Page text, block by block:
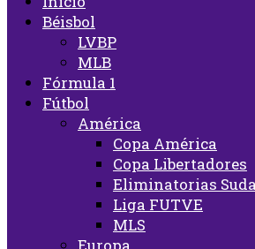
Béisbol
LVBP
MLB
Fórmula 1
Fútbol
América
Copa América
Copa Libertadores
Eliminatorias
Liga FUTVE
MLS